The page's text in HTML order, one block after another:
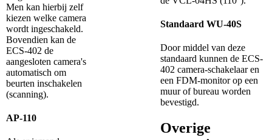
Men kan hierbij zelf
kiezen welke camera
wordt ingeschakeld.
Bovendien kan de
ECS-402 de
aangesloten camera's
automatisch om
beurten inschakelen
(scanning).
AP-110
Standaard WU-40S
Door middel van deze
standaard kunnen de ECS-
402 camera-schakelaar en
een FDM-monitor op een
muur of bureau worden
bevestigd.
Overige